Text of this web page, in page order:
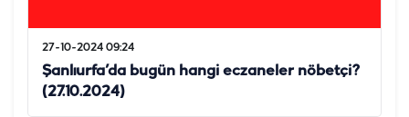
27-10-2024 09:24
Şanlıurfa’da bugün hangi eczaneler nöbetçi?
(27.10.2024)